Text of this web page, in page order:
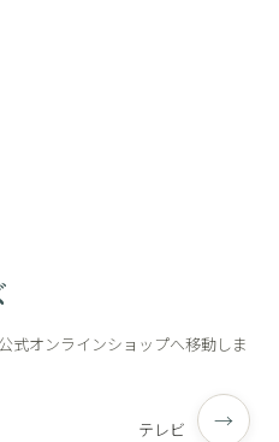
式オンラインショップへ移動しま
テレビ →